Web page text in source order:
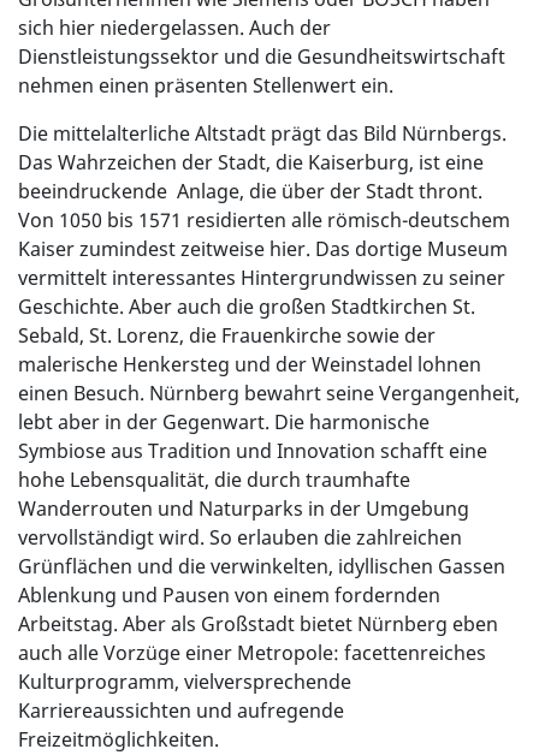
sich hier niedergelassen. Auch der
Dienstleistungssektor und die Gesundheitswirtschaft
nehmen einen präsenten Stellenwert ein.
Die mittelalterliche Altstadt prägt das Bild Nürnbergs.
Das Wahrzeichen der Stadt, die Kaiserburg, ist eine
beeindruckende Anlage, die über der Stadt thront.
Von 1050 bis 1571 residierten alle römisch-deutschem
Kaiser zumindest zeitweise hier. Das dortige Museum
vermittelt interessantes Hintergrundwissen zu seiner
Geschichte. Aber auch die großen Stadtkirchen St.
Sebald, St. Lorenz, die Frauenkirche sowie der
malerische Henkersteg und der Weinstadel lohnen
einen Besuch. Nürnberg bewahrt seine Vergangenheit,
lebt aber in der Gegenwart. Die harmonische
Symbiose aus Tradition und Innovation schafft eine
hohe Lebensqualität, die durch traumhafte
Wanderrouten und Naturparks in der Umgebung
vervollständigt wird. So erlauben die zahlreichen
Grünflächen und die verwinkelten, idyllischen Gassen
Ablenkung und Pausen von einem fordernden
Arbeitstag. Aber als Großstadt bietet Nürnberg eben
auch alle Vorzüge einer Metropole: facettenreiches
Kulturprogramm, vielversprechende
Karriereaussichten und aufregende
Freizeitmöglichkeiten.